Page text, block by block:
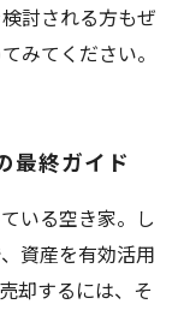
討される方もぜ
みてください。
最終ガイド
いる空き家。し
資産を有効活用
却するには、そ